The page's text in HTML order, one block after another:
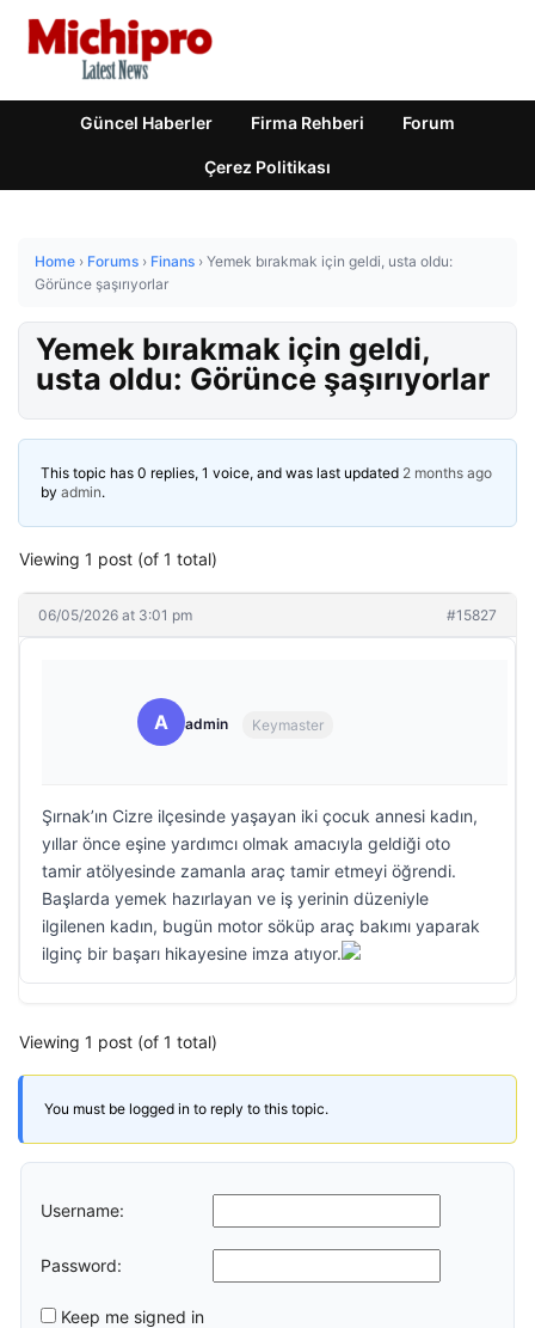
Güncel Haberler Firma Rehberi Forum
Çerez Politikası
Home › Forums › Finans › Yemek bırakmak için geldi, usta oldu:
Görünce şaşırıyorlar
Yemek bırakmak için geldi,
usta oldu: Görünce şaşırıyorlar
This topic has 0 replies, 1 voice, and was last updated 2 months ago
by admin.
Viewing 1 post (of 1 total)
06/05/2026 at 3:01 pm #15827
A admin Keymaster
Şırnak’ın Cizre ilçesinde yaşayan iki çocuk annesi kadın,
yıllar önce eşine yardımcı olmak amacıyla geldiği oto
tamir atölyesinde zamanla araç tamir etmeyi öğrendi.
Başlarda yemek hazırlayan ve iş yerinin düzeniyle
ilgilenen kadın, bugün motor söküp araç bakımı yaparak
ilginç bir başarı hikayesine imza atıyor.
Viewing 1 post (of 1 total)
You must be logged in to reply to this topic.
Username:
Password:
Keep me signed in